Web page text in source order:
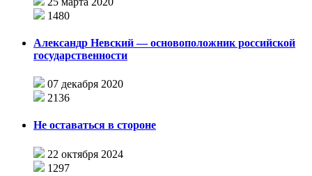
1480
Александр Невский — основоположник российской
государственности
07 декабря 2020
2136
Не оставаться в стороне
22 октября 2024
1297